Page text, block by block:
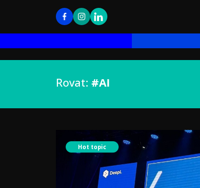
Rovat: #AI
Hot topic